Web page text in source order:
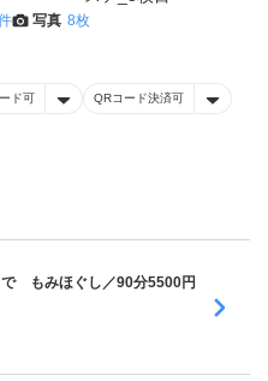
写真 8枚
ド可 QRコード決済可
で もみほぐし／90分5500円